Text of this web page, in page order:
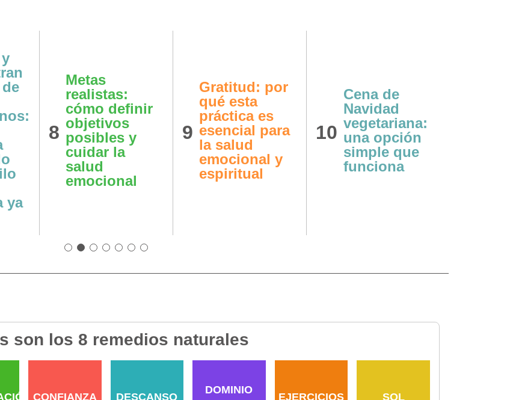
ya
8
Metas
realistas:
cómo definir
objetivos
posibles y
cuidar la
salud
emocional
9
Gratitud: por
qué esta
práctica es
esencial para
la salud
emocional y
espiritual
10
Cena de
Navidad
vegetariana:
una opción
simple que
funciona
son los 8 remedios naturales
CONFIANZA DESCANSO
DOMINIO
EJERCICIOS SOL